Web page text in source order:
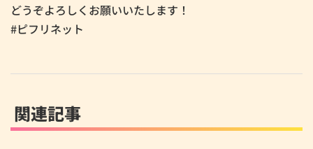
どうぞよろしくお願いいたします！
#ピフリネット
関連記事